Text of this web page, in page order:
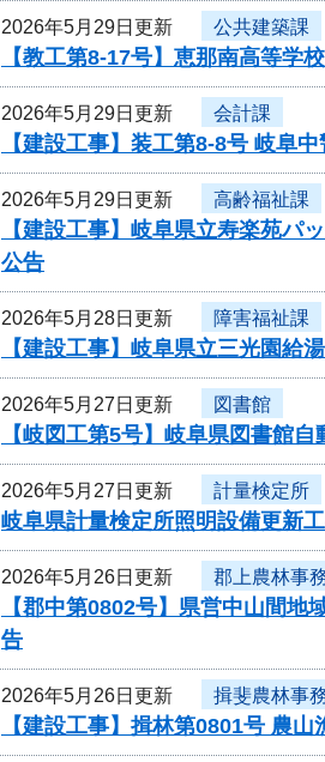
2026年5月29日更新 公共建築課
【教工第8-17号】恵那南高等学
2026年5月29日更新 会計課
【建設工事】装工第8-8号 岐阜
2026年5月29日更新 高齢福祉課
【建設工事】岐阜県立寿楽苑パ
公告
2026年5月28日更新 障害福祉課
【建設工事】岐阜県立三光園給
2026年5月27日更新 図書館
【岐図工第5号】岐阜県図書館
2026年5月27日更新 計量検定所
岐阜県計量検定所照明設備更新
2026年5月26日更新 郡上農林事
【郡中第0802号】県営中山間
告
2026年5月26日更新 揖斐農林事
【建設工事】揖林第0801号 農